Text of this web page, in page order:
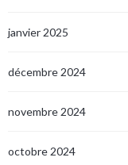
janvier 2025
décembre 2024
novembre 2024
octobre 2024